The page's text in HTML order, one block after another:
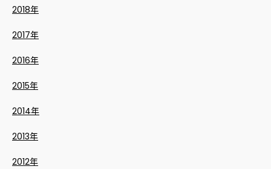
2018年
2017年
2016年
2015年
2014年
2013年
2012年